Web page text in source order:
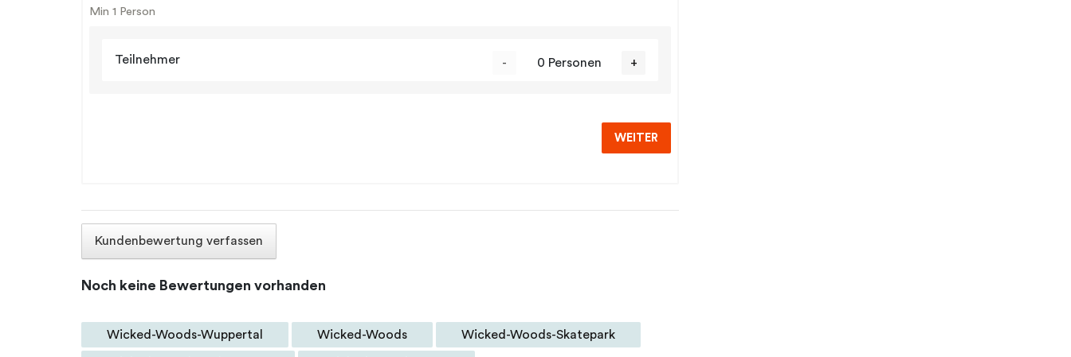
Min 1 Person
Teilnehmer - 0 Personen +
WEITER
Kundenbewertung verfassen
Noch keine Bewertungen vorhanden
Wicked-Woods-Wuppertal Wicked-Woods Wicked-Woods-Skatepark